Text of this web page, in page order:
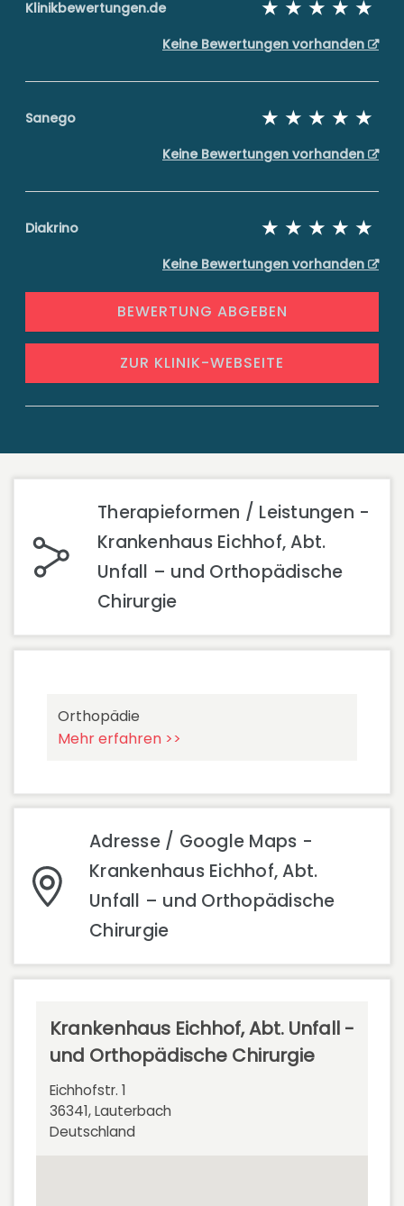
Klinikbewertungen.de
Keine Bewertungen vorhanden
Sanego
Keine Bewertungen vorhanden
Diakrino
Keine Bewertungen vorhanden
BEWERTUNG ABGEBEN
ZUR KLINIK-WEBSEITE
Therapieformen / Leistungen -
Krankenhaus Eichhof, Abt.
Unfall – und Orthopädische
Chirurgie
Orthopädie
Mehr erfahren >>
Adresse / Google Maps -
Krankenhaus Eichhof, Abt.
Unfall – und Orthopädische
Chirurgie
Krankenhaus Eichhof, Abt. Unfall -
und Orthopädische Chirurgie
Eichhofstr. 1
36341, Lauterbach
Deutschland